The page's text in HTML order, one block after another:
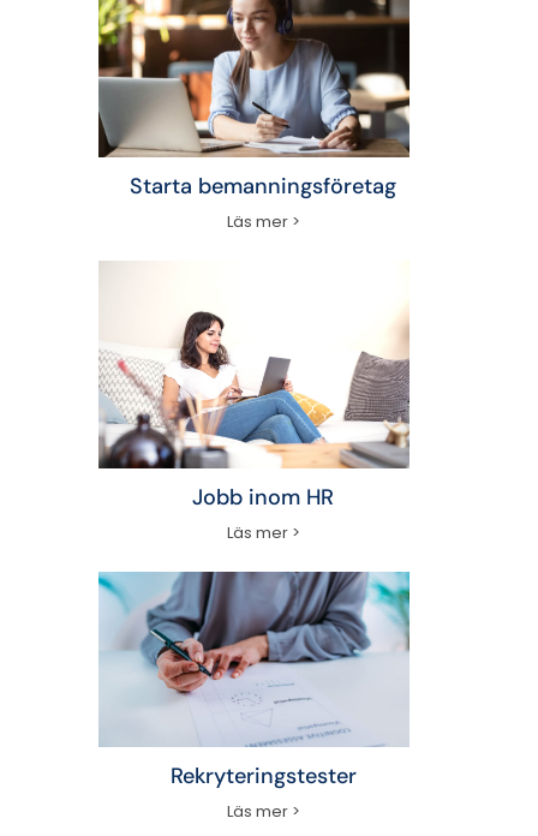
Starta bemanningsföretag
Läs mer >
Jobb inom HR
Läs mer >
Rekryteringstester
Läs mer >